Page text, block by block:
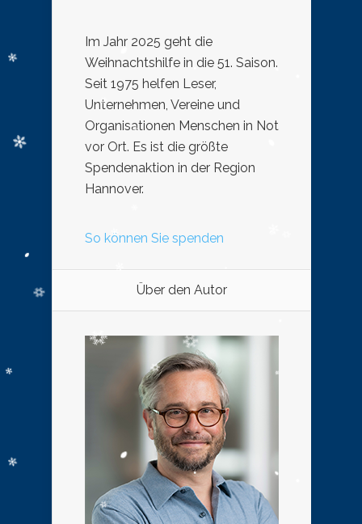
Im Jahr 2025 geht die
Weihnachtshilfe in die 51. Saison.
Seit 1975 helfen Leser,
Unternehmen, Vereine und
Organisationen Menschen in Not
vor Ort. Es ist die größte
Spendenaktion in der Region
Hannover.
So können Sie spenden
Über den Autor